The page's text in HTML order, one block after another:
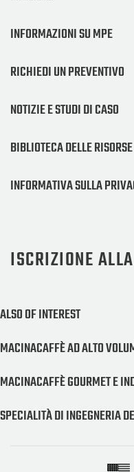
INFORMAZIONI SU MPE
RICHIEDI UN PREVENTIVO
NOTIZIE E STUDI DI CASO
BIBLIOTECA DELLE RISORSE
INFORMATIVA SULLA
ISCRIZIONE
ALSO OF INTEREST
MACINACAFFÈ AD ALTO
MACINACAFFÈ GOURMET E
SPECIALITÀ DI INGEGNERIA